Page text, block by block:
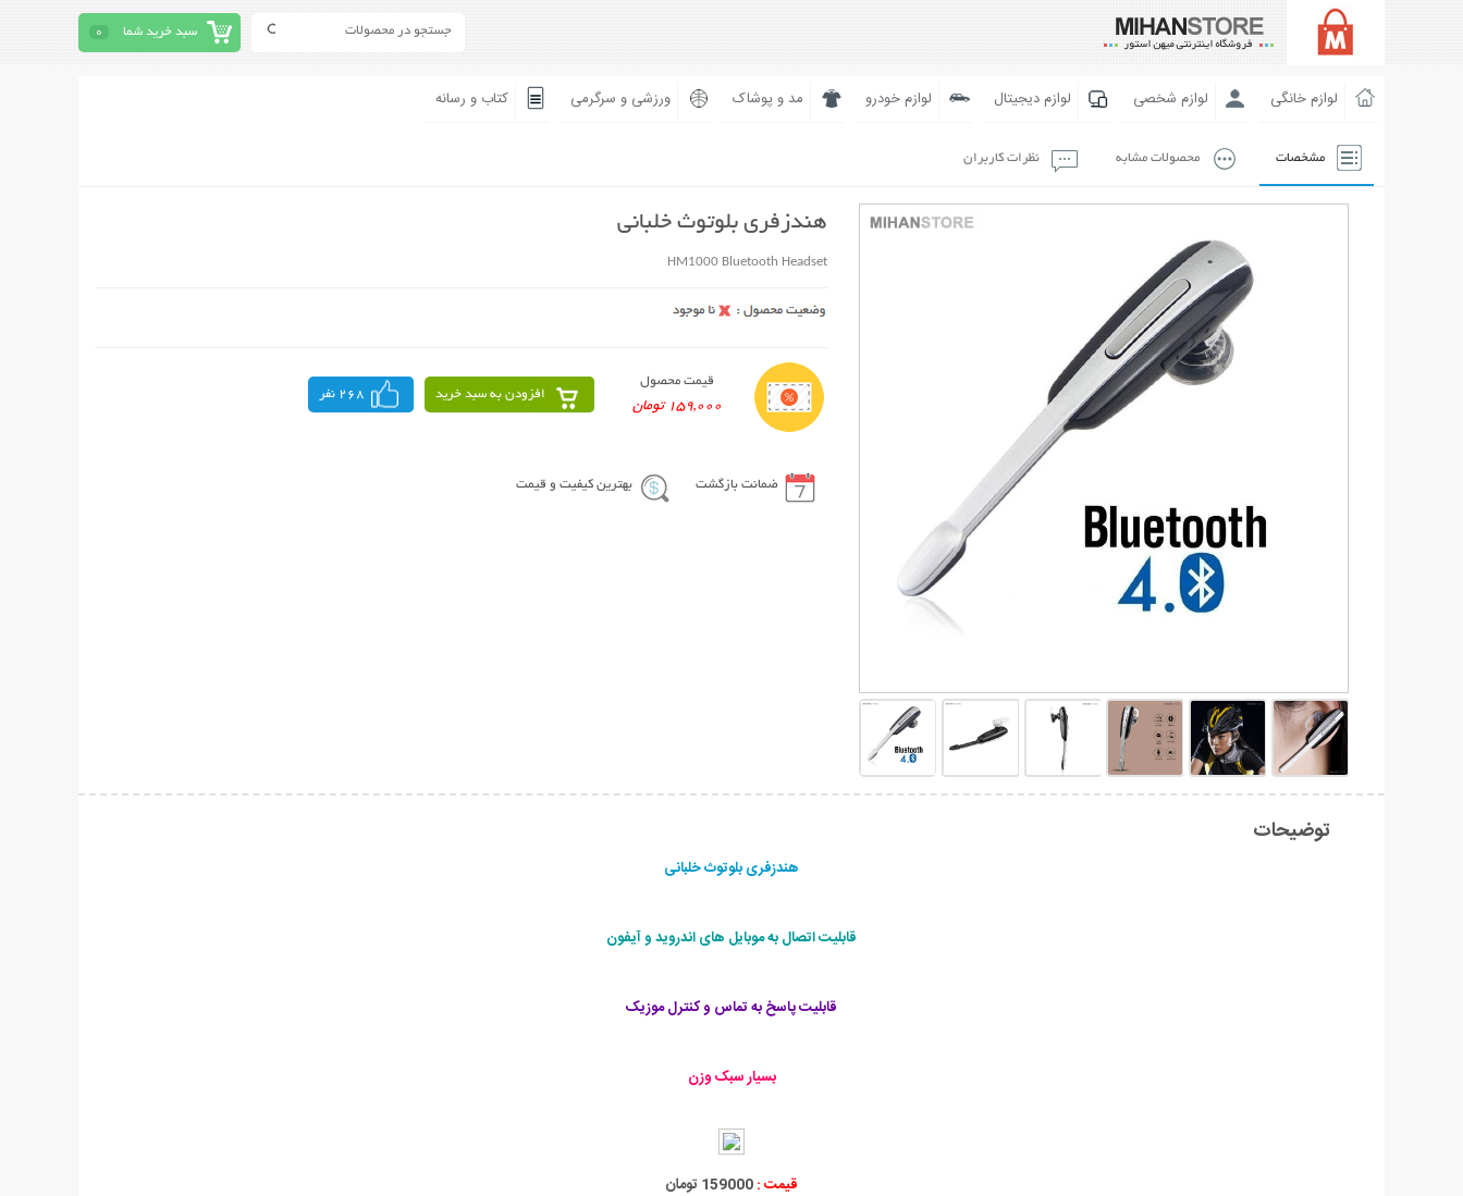
سبد خرید شما 0
لوازم خانگی لوازم شخصی لوازم دیجیتال لوازم خودرو مد و پوشاک ورزشی و سرگرمی کتاب و رسانه
مشخصات محصولات مشابه نظرات کاربران
هندزفری بلوتوث خلبانی
HM1000 Bluetooth Headset
قیمت محصول
159,000 تومان
افزودن به سبد خرید 268 نفر
ضمانت بازگشت بهترین کیفیت و قیمت
توضیحات
هندزفری بلوتوث خلبانی
قابلیت اتصال به موبایل های اندروید و آیفون
قابلیت پاسخ به تماس و کنترل موزیک
بسیار سبک وزن
قیمت :159000 تومان